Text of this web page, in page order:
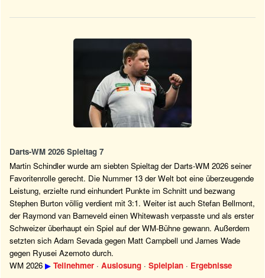
Darts-WM 2026 Spieltag 7
Martin Schindler wurde am siebten Spieltag der Darts-WM 2026 seiner
Favoritenrolle gerecht. Die Nummer 13 der Welt bot eine überzeugende
Leistung, erzielte rund einhundert Punkte im Schnitt und bezwang
Stephen Burton völlig verdient mit 3:1. Weiter ist auch Stefan Bellmont,
der Raymond van Barneveld einen Whitewash verpasste und als erster
Schweizer überhaupt ein Spiel auf der WM-Bühne gewann. Außerdem
setzten sich Adam Sevada gegen Matt Campbell und James Wade
gegen Ryusei Azemoto durch.
WM 2026 ▶ Teilnehmer · Auslosung · Spielplan · Ergebnisse